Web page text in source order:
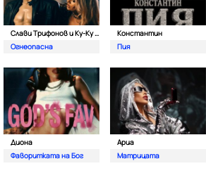
Слави Трифонов и Ку-Ку Бенд
Огнеопасна
Константин
Пия
Диона
Фаворитката на Бог
Ариа
Матрицата